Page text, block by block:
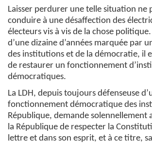
Laisser perdurer une telle situation ne
conduire à une désaffection des
électeurs vis à vis de la chose
d’une dizaine d’années marquée par
des institutions et de la démocratie, il
de restaurer un fonctionnement
démocratiques.
La LDH, depuis toujours défenseuse
fonctionnement démocratique des
République, demande solennellement
la République de respecter la
lettre et dans son esprit, et à ce titre,